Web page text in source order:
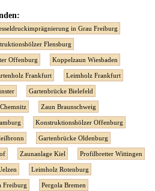
in Grau Freiburg
Flensburg
Offenburg Koppelzaun Wiesbaden
Frankfurt Leimholz Frankfurt
Gartenbrücke Bielefeld
Zaun Braunschweig
Konstruktionshölzer Offenburg
Gartenbrücke Oldenburg
Zaunanlage Kiel Profilbretter Wittingen
Leimholz Rotenburg
Freiburg Pergola Bremen